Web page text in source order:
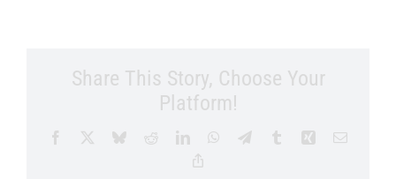
Share This Story, Choose Your
Platform!
Facebook BlueskyRedditLinkedInWhatsApp
TelegramTumblr Xing Email